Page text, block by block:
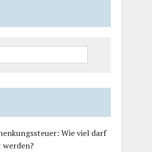
Wie viel darf